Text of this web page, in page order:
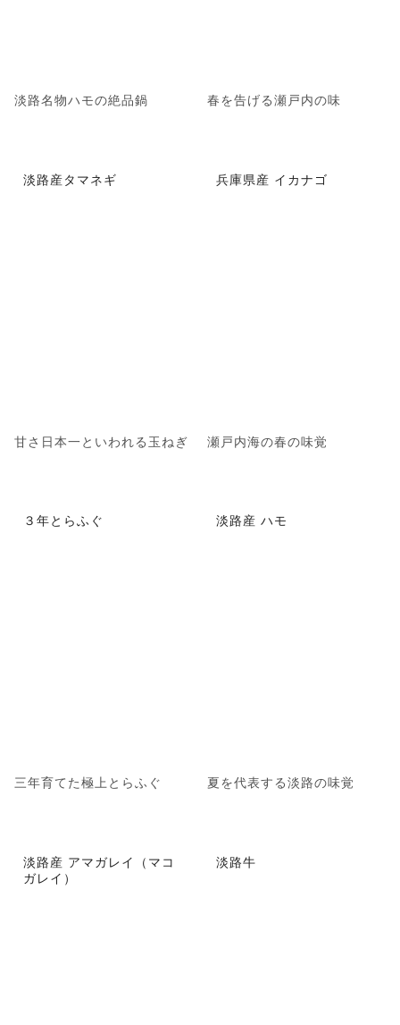
淡路名物ハモの絶品鍋 春を告げる瀬戸内の味
淡路産タマネギ
甘さ日本一といわれる玉ねぎ
兵庫県産 イカナゴ
瀬戸内海の春の味覚
３年とらふぐ
三年育てた極上とらふぐ
淡路産 ハモ
夏を代表する淡路の味覚
淡路産 アマガレイ（マコ
ガレイ）
淡路牛